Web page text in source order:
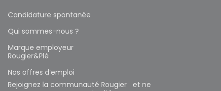
Candidature spontanée
Qui sommes-nous ?
Marque employeur
Rougier&Plé
Nos offres d’emploi
Rejoignez la communauté Rougier et ne